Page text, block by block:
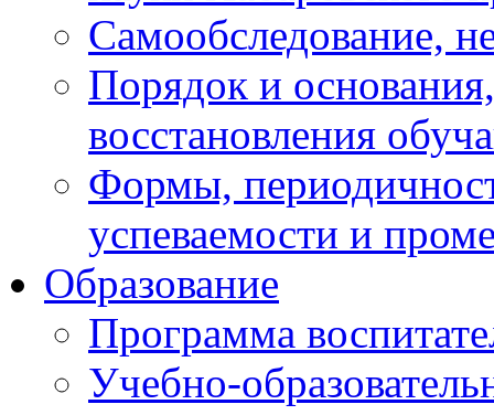
Самообследование,
Порядок и
восстановления
Формы,
успеваемости и
Образование
Программа
Учебно-